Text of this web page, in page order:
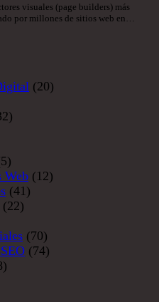
visuales (page builders) más
por millones de sitios web en…
(20)
Web (12)
(41)
(22)
(70)
(74)